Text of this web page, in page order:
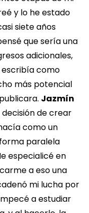
y lo he estado
siete años
que sería una
adicionales,
escribía como
más potencial
Jazmín
de crear
como un
paralela
especialicé en
a eso una
mi lucha por
a estudiar